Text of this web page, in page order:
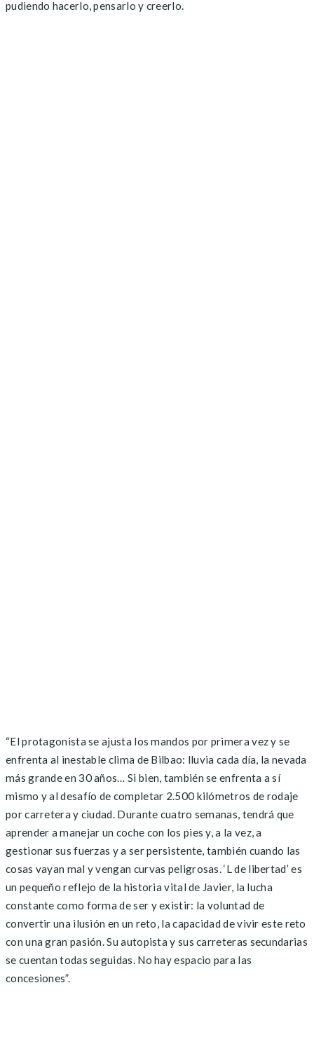
pudiendo hacerlo, pensarlo y creerlo.
“El protagonista se ajusta los mandos por primera vez y se
enfrenta al inestable clima de Bilbao: lluvia cada día, la nevada
más grande en 30 años… Si bien, también se enfrenta a sí
mismo y al desafío de completar 2.500 kilómetros de rodaje
por carretera y ciudad. Durante cuatro semanas, tendrá que
aprender a manejar un coche con los pies y, a la vez, a
gestionar sus fuerzas y a ser persistente, también cuando las
cosas vayan mal y vengan curvas peligrosas. ‘L de libertad’ es
un pequeño reflejo de la historia vital de Javier, la lucha
constante como forma de ser y existir: la voluntad de
convertir una ilusión en un reto, la capacidad de vivir este reto
con una gran pasión. Su autopista y sus carreteras secundarias
se cuentan todas seguidas. No hay espacio para las
concesiones”.